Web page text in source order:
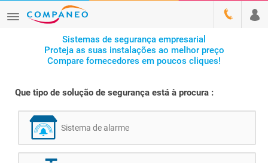
Sistemas de segurança empresarial
Proteja as suas instalações ao melhor preço
Compare fornecedores em poucos cliques!
Que tipo de solução de segurança está à procura :
Sistema de alarme